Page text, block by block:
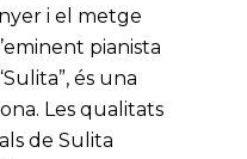
i el metge
pianista
és una
Les qualitats
de Sulita